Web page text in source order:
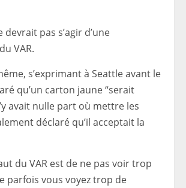
devrait pas s’agir d’une
VAR.
s’exprimant à Seattle avant le
qu’un carton jaune “serait
avait nulle part où mettre les
déclaré qu’il acceptait la
du VAR est de ne pas voir trop
parfois vous voyez trop de